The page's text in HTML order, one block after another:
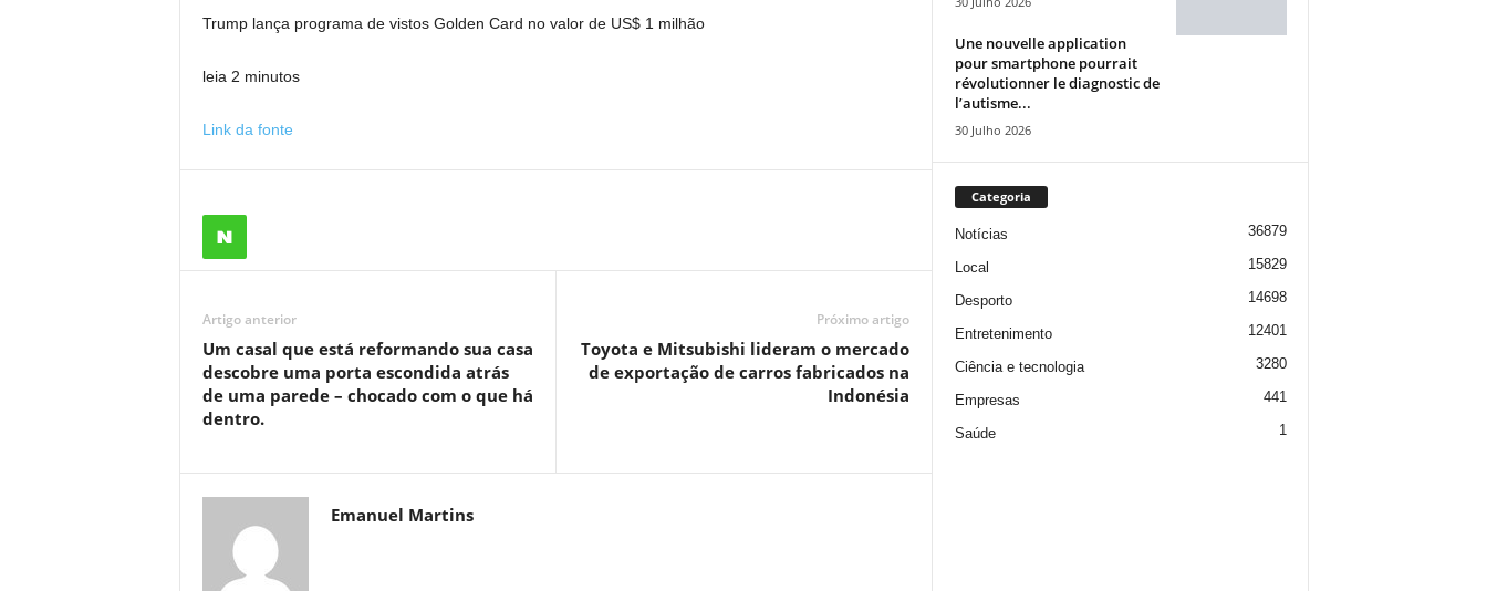
Trump lança programa de vistos Golden Card no valor de US$ 1 milhão
leia 2 minutos
Link da fonte
Artigo anterior
Um casal que está reformando sua casa
descobre uma porta escondida atrás
de uma parede – chocado com o que há
dentro.
Próximo artigo
Toyota e Mitsubishi lideram o mercado
de exportação de carros fabricados na
Indonésia
Emanuel Martins
Une nouvelle application
pour smartphone pourrait
révolutionner le diagnostic de
l’autisme...
30 Julho 2026
Categoria
Notícias 36879
Local 15829
Desporto 14698
Entretenimento 12401
Ciência e tecnologia 3280
Empresas 441
Saúde 1